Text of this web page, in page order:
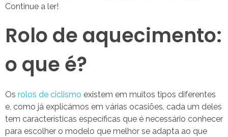
Continue a ler!
Rolo de aquecimento:
o que é?
Os rolos de ciclismo existem em muitos tipos diferentes
e, como já explicámos em várias ocasiões, cada um deles
tem características específicas que é necessário conhecer
para escolher o modelo que melhor se adapta ao que